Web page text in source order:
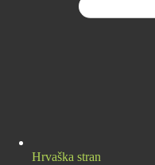
Hrvaška stran